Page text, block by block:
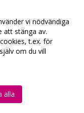
2018-01-06 15:00
2018-01-06 10:32
2018-01-05 23:10
vi nödvändiga
att stänga av.
t.ex. för
om du vill
alla